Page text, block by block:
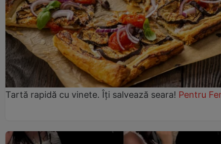
Tartă rapidă cu vinete. Îți salvează seara! Pentru